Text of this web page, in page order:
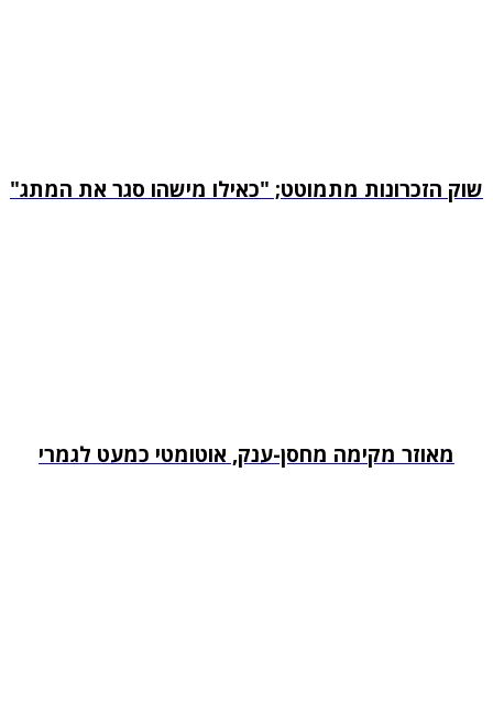
שוק הזכרונות מתמוטט; "כאילו מישהו סגר את המתג"
מאוזר מקימה מחסן-ענק, אוטומטי כמעט לגמרי